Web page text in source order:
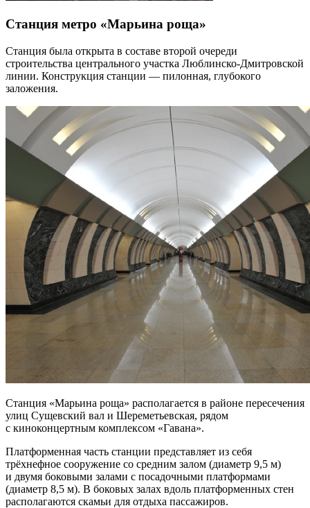
Станция метро «Марьина роща»
Станция была открыта в составе второй очереди
строительства центрального участка Люблинско-Дмитровской
линии. Конструкция станции — пилонная, глубокого
заложения.
Станция «Марьина роща» располагается в районе пересечения
улиц Сущевский вал и Шереметьевская, рядом
с киноконцертным комплексом «Гавана».
Платформенная часть станции представляет из себя
трёхнефное сооружение со средним залом (диаметр 9,5 м)
и двумя боковыми залами с посадочными платформами
(диаметр 8,5 м). В боковых залах вдоль платформенных стен
располагаются скамьи для отдыха пассажиров.